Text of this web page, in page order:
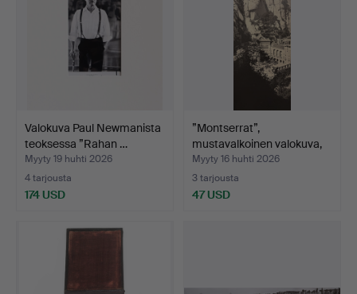
Valokuva Paul Newmanista
teoksessa ”Rahan …
Myyty 19 huhti 2026
4 tarjousta
174 USD
”Montserrat”,
mustavalkoinen valokuva,
noi…
Myyty 16 huhti 2026
3 tarjousta
47 USD